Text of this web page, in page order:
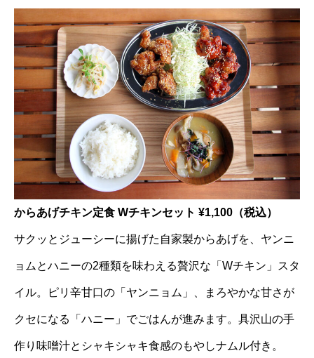
からあげチキン定食 Wチキンセット ¥1,100（税込）
サクッとジューシーに揚げた自家製からあげを、ヤンニ
ョムとハニーの2種類を味わえる贅沢な「Wチキン」スタ
イル。ピリ辛甘口の「ヤンニョム」、まろやかな甘さが
クセになる「ハニー」でごはんが進みます。具沢山の手
作り味噌汁とシャキシャキ食感のもやしナムル付き。